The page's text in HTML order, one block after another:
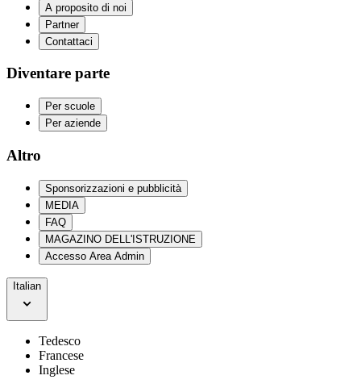
A proposito di noi
Partner
Contattaci
Diventare parte
Per scuole
Per aziende
Altro
Sponsorizzazioni e pubblicità
MEDIA
FAQ
MAGAZINO DELL'ISTRUZIONE
Accesso Area Admin
Italian
Tedesco
Francese
Inglese